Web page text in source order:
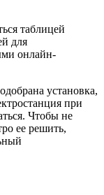
таблицей
для
онлайн-
установка,
при
Чтобы не
ее решить,